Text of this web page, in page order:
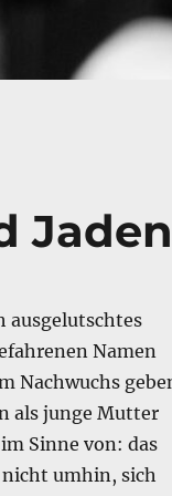
ausgelutschtes
Namen
Nachwuchs
als junge Mutter
Sinne von: das
umhin, sich